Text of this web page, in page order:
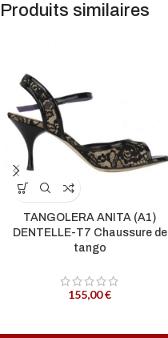
Produits similaires
TANGOLERA ANITA (A1)
DENTELLE-T7 Chaussure de
tango
155,00€